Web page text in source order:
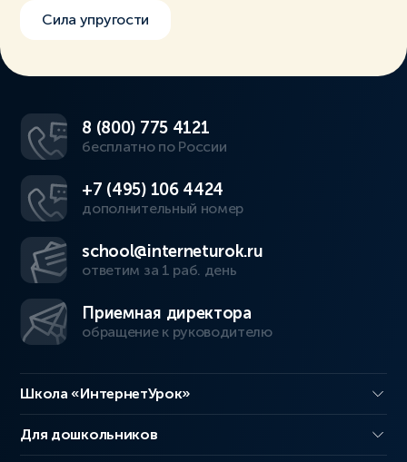
Сила упругости
8 (800) 775 4121
бесплатно по России
+7 (495) 106 4424
дополнительный номер
school@interneturok.ru
ответим за 1 раб. день
Приемная директора
обращение к руководителю
Школа «ИнтернетУрок»
Для дошкольников